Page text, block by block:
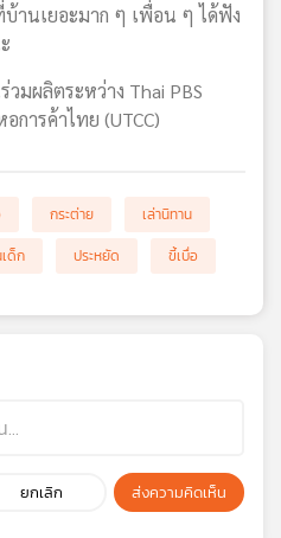
บ้านเยอะมาก ๆ เพื่อน ๆ ได้ฟัง
มผลิตระหว่าง Thai PBS
การค้าไทย (UTCC)
กระต่าย
เล่านิทาน
ด็ก ประหยัด ขี้เบื่อ
ยกเลิก ส่งความคิดเห็น